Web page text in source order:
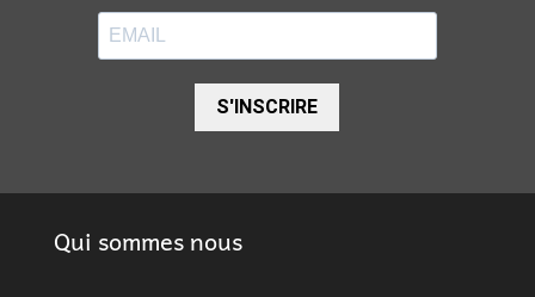
S'INSCRIRE
Qui sommes nous